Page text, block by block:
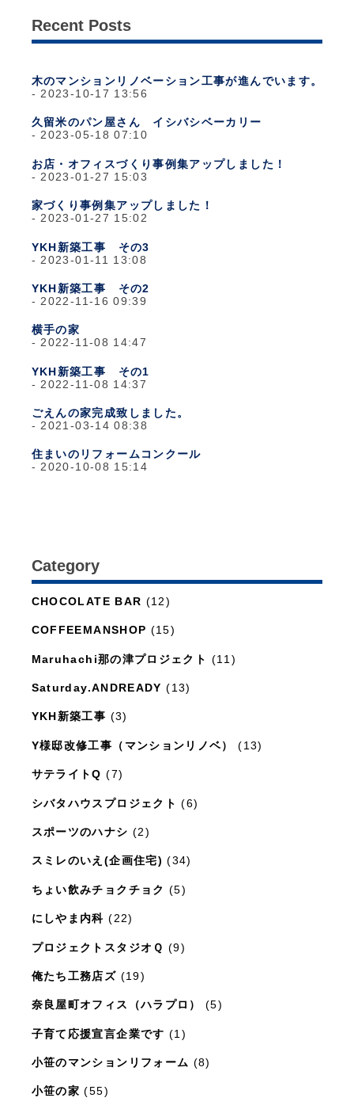
Recent Posts
木のマンションリノベーション工事が進んでいます。
2023-10-17 13:56
久留米のパン屋さん イシバシベーカリー
2023-05-18 07:10
お店・オフィスづくり事例集アップしました！
2023-01-27 15:03
家づくり事例集アップしました！
2023-01-27 15:02
YKH新築工事 その3
2023-01-11 13:08
YKH新築工事 その2
2022-11-16 09:39
横手の家
2022-11-08 14:47
YKH新築工事 その1
2022-11-08 14:37
ごえんの家完成致しました。
2021-03-14 08:38
住まいのリフォームコンクール
2020-10-08 15:14
Category
CHOCOLATE BAR (12)
COFFEEMANSHOP (15)
Maruhachi那の津プロジェクト (11)
Saturday.ANDREADY (13)
YKH新築工事 (3)
Y様邸改修工事（マンションリノベ） (13)
サテライトQ (7)
シバタハウスプロジェクト (6)
スポーツのハナシ (2)
スミレのいえ(企画住宅) (34)
ちょい飲みチョクチョク (5)
にしやま内科 (22)
プロジェクトスタジオＱ (9)
俺たち工務店ズ (19)
奈良屋町オフィス（ハラプロ） (5)
子育て応援宣言企業です (1)
小笹のマンションリフォーム (8)
小笹の家 (55)